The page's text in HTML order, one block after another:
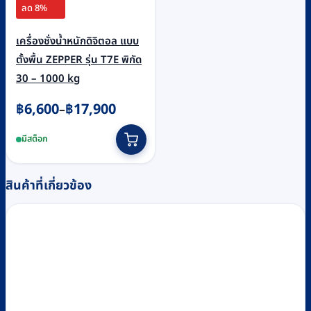
ลด 8%
เครื่องชั่งน้ำหนักดิจิตอล แบบ
ตั้งพื้น ZEPPER รุ่น T7E พิกัด
30 – 1000 kg
฿6,600–฿17,900
Price
฿6,600
through
฿17,900
มีสต็อก
product
has
multiple
variants.
สินค้าที่เกี่ยวข้อง